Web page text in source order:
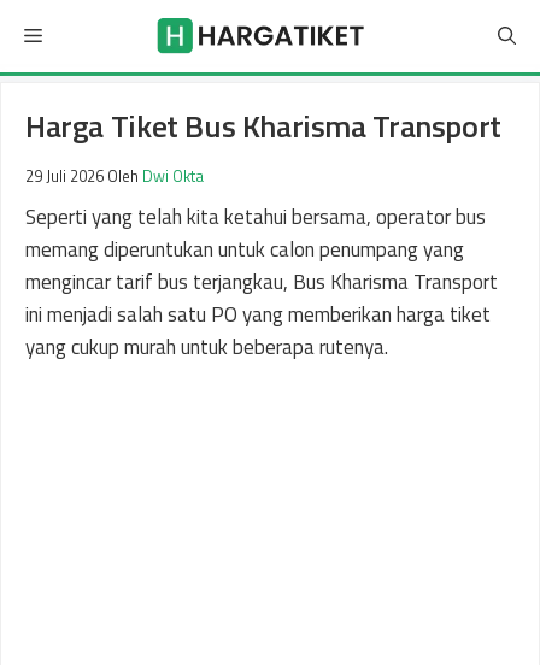
isi
Menu
Harga Tiket Bus Kharisma Transport
29 Juli 2026 Oleh Dwi Okta
Seperti yang telah kita ketahui bersama, operator bus
memang diperuntukan untuk calon penumpang yang
mengincar tarif bus terjangkau, Bus Kharisma Transport
ini menjadi salah satu PO yang memberikan harga tiket
yang cukup murah untuk beberapa rutenya.